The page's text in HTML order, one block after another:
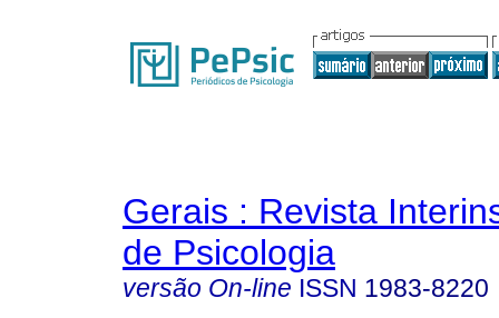
Gerais : Revista
de Psicologia
versão On-line ISSN 1983-8220